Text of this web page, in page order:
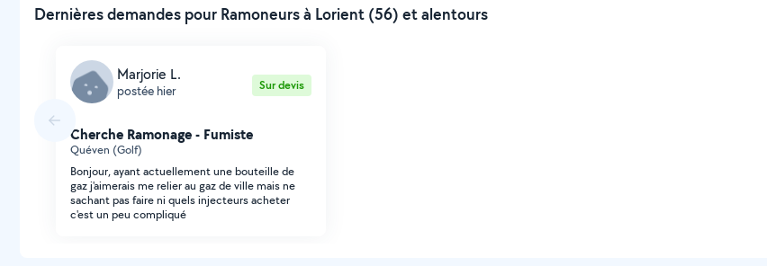
Dernières demandes pour Ramoneurs à Lorient (56) et alentours
Marjorie L.
postée hier Sur devis
Cherche Ramonage - Fumiste
Quéven (Golf)
Bonjour, ayant actuellement une bouteille de
gaz j'aimerais me relier au gaz de ville mais ne
sachant pas faire ni quels injecteurs acheter
c'est un peu compliqué